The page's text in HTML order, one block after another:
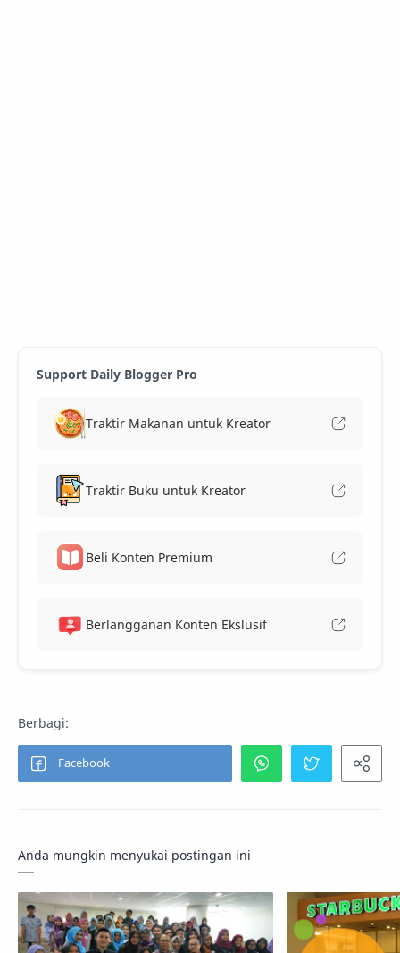
Support Daily Blogger Pro
Traktir Makanan untuk Kreator
Traktir Buku untuk Kreator
Beli Konten Premium
Berlangganan Konten Ekslusif
Anda mungkin menyukai postingan ini